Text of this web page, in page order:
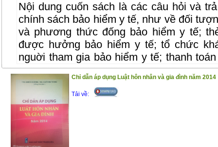
Nội dung cuốn sách là các câu hỏi và
chính sách bảo hiểm y tế, như về đối
và phương thức đống bảo hiểm y tế;
được hưởng bảo hiểm y tế; tổ chức
nguời tham gia bảo hiểm y tế; thanh
bệnh bảo hiểm y tế; quỹ bảo hiểm y tế;
các bên liên quan đến bảo hiểm y tế…
Cuốn sách gồm 2 phần :
Phần I : Hỏi – đáp pháp luật về bảo
phần trả lời được trình bày theo các
chương trong Luật Bảo hiểm y tế
Chỉ dẫn áp dụng Luật hôn nhân và gia đình năm 2014
Tải về: